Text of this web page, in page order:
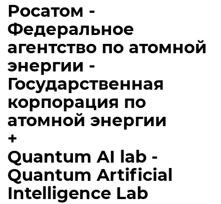
Росатом -
Федеральное
агентство по атомной
энергии -
Государственная
корпорация по
атомной энергии
+
Quantum AI lab -
Quantum Artificial
Intelligence Lab